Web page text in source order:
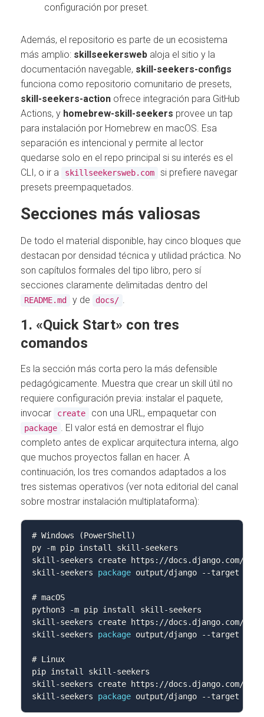
configuración por preset.
Además, el repositorio es parte de un ecosistema
más amplio: skillseekersweb aloja el sitio y la
documentación navegable, skill-seekers-configs
funciona como repositorio comunitario de presets,
skill-seekers-action ofrece integración para GitHub
Actions, y homebrew-skill-seekers provee un tap
para instalación por Homebrew en macOS. Esa
separación es intencional y permite al lector
quedarse solo en el repo principal si su interés es el
CLI, o ir a
skillseekersweb.com
si prefiere navegar
presets preempaquetados.
Secciones más valiosas
De todo el material disponible, hay cinco bloques que
destacan por densidad técnica y utilidad práctica. No
son capítulos formales del tipo libro, pero sí
secciones claramente delimitadas dentro del
README.md y de docs/ .
1. «Quick Start» con tres
comandos
Es la sección más corta pero la más defensible
pedagógicamente. Muestra que crear un skill útil no
requiere configuración previa: instalar el paquete,
invocar
create con una URL, empaquetar con
package . El valor está en demostrar el flujo
completo antes de explicar arquitectura interna, algo
que muchos proyectos fallan en hacer. A
continuación, los tres comandos adaptados a los
tres sistemas operativos (ver nota editorial del canal
sobre mostrar instalación multiplataforma):
# Windows (PowerShell)
py
-m pip install skill-seekers
skill-seekers create https : //docs . django. com/
skill-seekers package output/django --target
# macOS
python3
-m pip install skill-seekers
skill-seekers create https : //docs . django. com/
skill-seekers package output/django --target
# Linux
pip install skill-seekers
skill-seekers create https : //docs . django. com/
skill-seekers package output/django --target